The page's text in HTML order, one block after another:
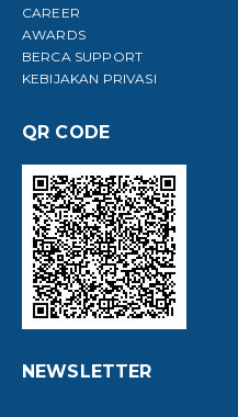
CAREER
AWARDS
BERCA SUPPORT
KEBIJAKAN PRIVASI
QR CODE
NEWSLETTER